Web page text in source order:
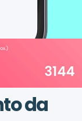
da